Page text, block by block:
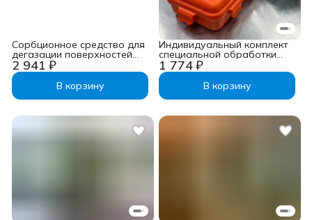
2 941 ₽
Сорбционное средство для
дегазации поверхностей
«Власиха-120»
В корзину
1 774 ₽
Индивидуальный комплект
специальной обработки
ИКСО-2
В корзину